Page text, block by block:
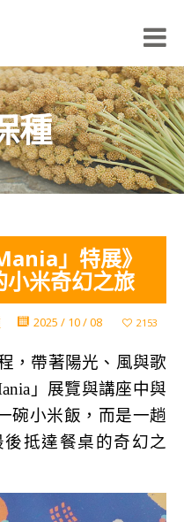
種
」特展》
米奇幻之旅
2025 / 10 / 08 2153
，帶著陽光、風與歌
」展覽與講座中與
碗小米飯，而是一趟
抵達餐桌的奇幻之